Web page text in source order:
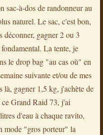
sac-à-dos de randonneur au
naturel. Le sac, c'est bon,
déconner, gagner 2 ou 3
La tente, je
le drop bag "au cas où" en
suivante et/ou de mes
là, gagner 1,5 kg, j'achète de
Grand Raid 73, j'ai
d'eau à chaque ravito,
mode "gros porteur" la